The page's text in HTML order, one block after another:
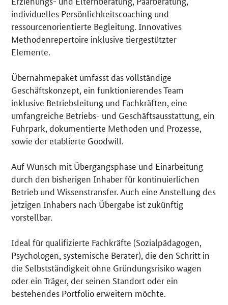
individuelles Persönlichkeitscoaching und
ressourcenorientierte Begleitung. Innovatives
Methodenrepertoire inklusive tiergestützter
Elemente.
Übernahmepaket umfasst das vollständige
Geschäftskonzept, ein funktionierendes Team
inklusive Betriebsleitung und Fachkräften, eine
umfangreiche Betriebs- und Geschäftsausstattung, ein
Fuhrpark, dokumentierte Methoden und Prozesse,
sowie der etablierte Goodwill.
Auf Wunsch mit Übergangsphase und Einarbeitung
durch den bisherigen Inhaber für kontinuierlichen
Betrieb und Wissenstransfer. Auch eine Anstellung des
jetzigen Inhabers nach Übergabe ist zukünftig
vorstellbar.
Ideal für qualifizierte Fachkräfte (Sozialpädagogen,
Psychologen, systemische Berater), die den Schritt in
die Selbstständigkeit ohne Gründungsrisiko wagen
oder ein Träger, der seinen Standort oder ein
bestehendes Portfolio erweitern möchte.